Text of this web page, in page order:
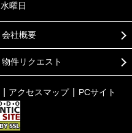
水曜日
会社概要
物件リクエスト
アクセスマップ PCサイト